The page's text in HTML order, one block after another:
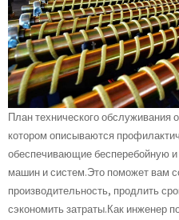
План технического обслуживания
котором описываются
обеспечивающие бесперебойную
машин и систем.Это поможет вам
производительность, продлить
сэкономить затраты.Как инженер